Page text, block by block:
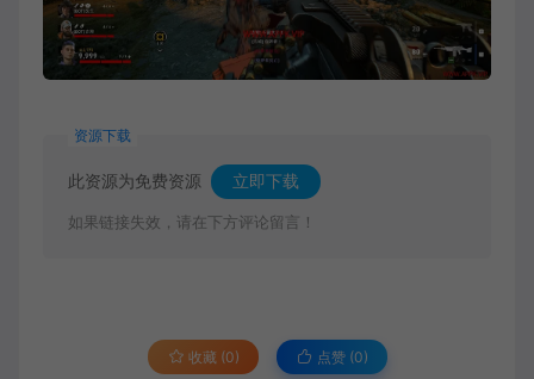
资源下载
此资源为免费资源 立即下载
如果链接失效，请在下方评论留言！
收藏 (0) 点赞 (0)